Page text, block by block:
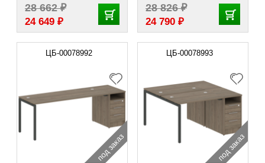
28 662₽
24 649 ₽
28 826₽
24 790 ₽
ЦБ-00078992
под заказ
ЦБ-00078993
под заказ